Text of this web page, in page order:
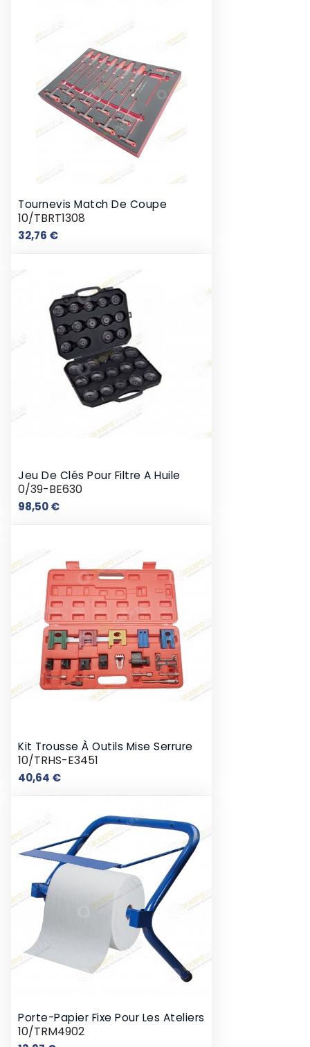
Tournevis Match De Coupe
10/TBRT1308
32,76 €Prix
Jeu De Clés Pour Filtre A Huile
0/39-BE630
98,50 €Prix
Kit Trousse À Outils Mise Serrure
10/TRHS-E3451
40,64 €Prix
Porte-Papier Fixe Pour Les Ateliers
10/TRM4902